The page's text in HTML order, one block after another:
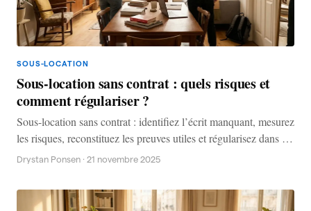
SOUS-LOCATION
Sous-location sans contrat : quels risques et
comment régulariser ?
Sous-location sans contrat : identifiez l’écrit manquant, mesurez
les risques, reconstituez les preuves utiles et régularisez dans le
bon ordre.
Drystan Ponsen · 21 novembre 2025